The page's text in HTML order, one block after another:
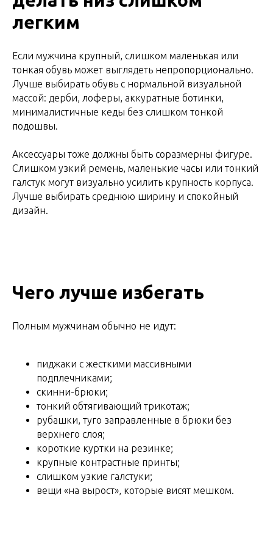
легким
Если мужчина крупный, слишком маленькая или
тонкая обувь может выглядеть непропорционально.
Лучше выбирать обувь с нормальной визуальной
массой: дерби, лоферы, аккуратные ботинки,
минималистичные кеды без слишком тонкой
подошвы.
Аксессуары тоже должны быть соразмерны фигуре.
Слишком узкий ремень, маленькие часы или тонкий
галстук могут визуально усилить крупность корпуса.
Лучше выбирать среднюю ширину и спокойный
дизайн.
Чего лучше избегать
Полным мужчинам обычно не идут:
пиджаки с жесткими массивными
подплечниками;
скинни-брюки;
тонкий обтягивающий трикотаж;
рубашки, туго заправленные в брюки без
верхнего слоя;
короткие куртки на резинке;
крупные контрастные принты;
слишком узкие галстуки;
вещи «на вырост», которые висят мешком.